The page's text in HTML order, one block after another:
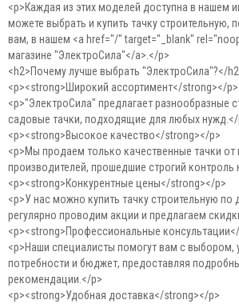
<p>Каждая из этих моделей доступна в нашем
можете выбрать и купить тачку
вам, в нашем <a href="/" target="_blank"
магазине "ЭлектроСила"</a>.</p>
<h2>Почему лучше выбрать "ЭлектроСила"?</
<p><strong>Широкий ассортимент</strong></p>
<p>"ЭлектроСила" предлагает разнообразные
садовые тачки, подходящие для любых нужд.</
<p><strong>Высокое качество</strong></p>
<p>Мы продаем только качественные тачки от
производителей, прошедшие строгий контроль
<p><strong>Конкурентные цены</strong></p>
<p>У нас можно купить тачку строительную
регулярно проводим акции и предлагаем
<p><strong>Профессиональные
<p>Наши специалисты помогут вам с выбором,
потребности и бюджет, предоставляя
рекомендации.</p>
<p><strong>Удобная доставка</strong></p>